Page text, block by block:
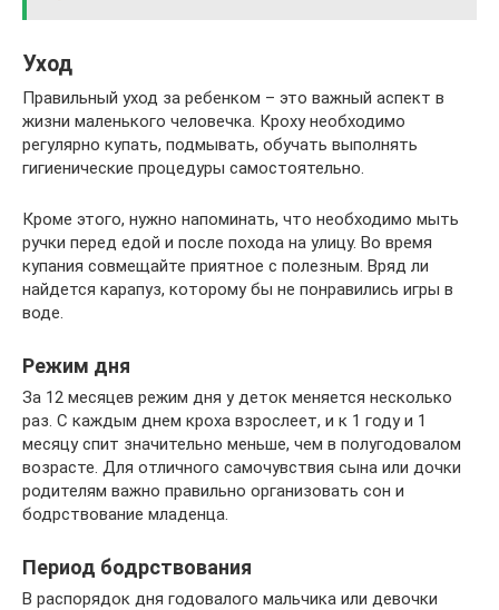
Уход
Правильный уход за ребенком – это важный аспект в
жизни маленького человечка. Кроху необходимо
регулярно купать, подмывать, обучать выполнять
гигиенические процедуры самостоятельно.
Кроме этого, нужно напоминать, что необходимо мыть
ручки перед едой и после похода на улицу. Во время
купания совмещайте приятное с полезным. Вряд ли
найдется карапуз, которому бы не понравились игры в
воде.
Режим дня
За 12 месяцев режим дня у деток меняется несколько
раз. С каждым днем кроха взрослеет, и к 1 году и 1
месяцу спит значительно меньше, чем в полугодовалом
возрасте. Для отличного самочувствия сына или дочки
родителям важно правильно организовать сон и
бодрствование младенца.
Период бодрствования
В распорядок дня годовалого мальчика или девочки